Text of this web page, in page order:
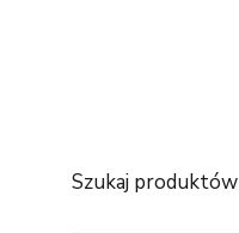
Szukaj produktów